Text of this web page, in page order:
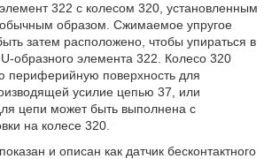
322 с колесом 320, установленным
образом. Сжимаемое упругое
затем расположено, чтобы упираться в
образного элемента 322. Колесо 320
периферийную поверхность для
усилие цепью 37, или
цепи может быть выполнена с
на колесе 320.
и описан как датчик бесконтактного